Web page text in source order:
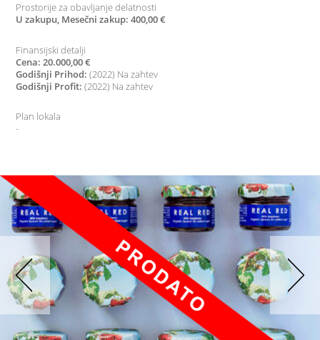
Prostorije za obavljanje delatnosti
U zakupu, Mesečni zakup: 400,00 €
Finansijski detalji
Cena: 20.000,00 €
Godišnji Prihod:(2022) Na zahtev
Godišnji Profit:(2022) Na zahtev
Plan lokala
-